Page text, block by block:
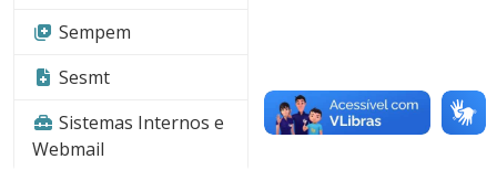
Sempem
Sesmt
Sistemas Internos e
Webmail